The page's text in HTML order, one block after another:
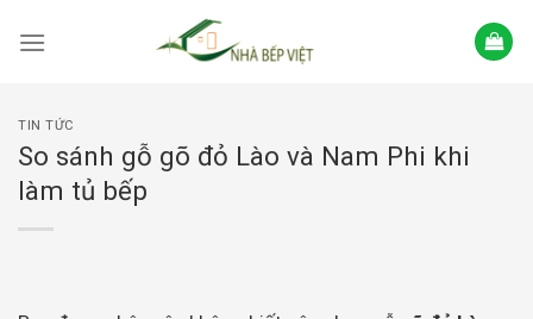
TIN TỨC
So sánh gỗ gõ đỏ Lào và Nam Phi khi
làm tủ bếp